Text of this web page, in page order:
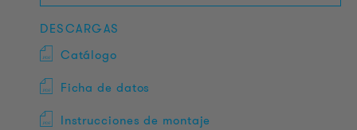
DESCARGAS
Catálogo
Ficha de datos
Instrucciones de montaje